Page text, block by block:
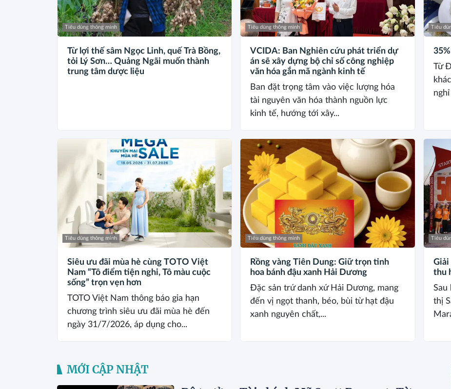
Tiêu dùng thông minh
Từ lợi thế sâm Ngọc Linh, quế Trà Bồng,
tỏi Lý Sơn… Quảng Ngãi muốn thành
trung tâm dược liệu
Tiêu dùng thông minh
VCIDA: Ban Nghiên cứu phát triển dự
án sẽ xây dựng bộ chỉ số công nghiệp
văn hóa gắn mã ngành kinh tế
Ban đặt trọng tâm vào việc lượng hóa
tài nguyên văn hóa thành nguồn lực
kinh tế, hướng tới xây...
Tiêu
Từ
Tiêu dùng thông minh
Siêu ưu đãi mùa hè cùng TOTO Việt
Nam “Tô điểm tiện nghi, Tô màu cuộc
sống” trọn vẹn hơn
TOTO Việt Nam thông báo gia hạn
chương trình siêu ưu đãi mùa hè đến
ngày 31/7/2026, áp dụng cho...
Tiêu dùng thông minh
Rồng vàng Tiên Dung: Giữ trọn tinh
hoa bánh đậu xanh Hải Dương
Đặc sản trứ danh xứ Hải Dương, mang
đến vị ngọt thanh, béo, bùi từ hạt đậu
xanh nguyên chất,...
Tiêu
Giải
thu
Sau
thị
MỚI CẬP NHẬT